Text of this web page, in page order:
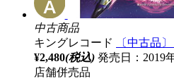
中古商品
キングレコード
〔中古品
¥2,480(税込) 発売日：2019
店舗併売品